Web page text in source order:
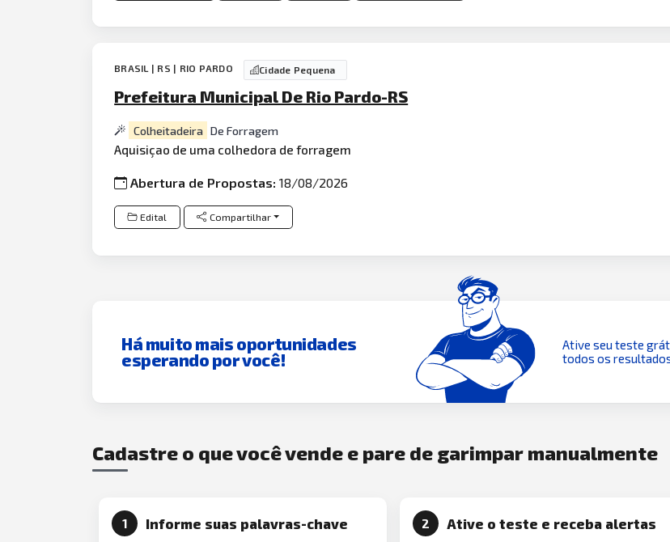
BRASIL | RS | RIO PARDO Cidade Pequena
Prefeitura Municipal De Rio Pardo-RS
Colheitadeira De Forragem
Aquisiçao de uma colhedora de forragem
Abertura de Propostas:18/08/2026
Edital Compartilhar
Há muito mais oportunidades
esperando por você!
Ative seu teste
todos os
Cadastre o que você vende e pare de garimpar manualmente
1 Informe suas palavras-chave 2 Ative o teste e receba alertas